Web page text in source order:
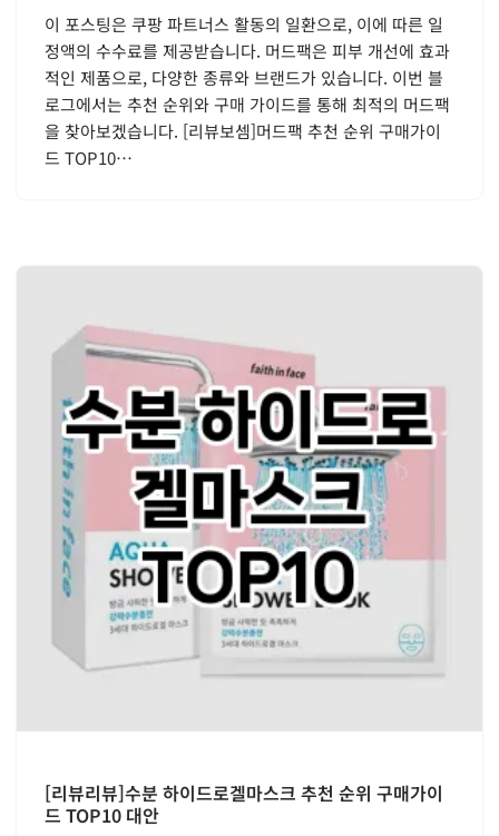
이 포스팅은 쿠팡 파트너스 활동의 일환으로, 이에 따른 일
정액의 수수료를 제공받습니다. 머드팩은 피부 개선에 효과
적인 제품으로, 다양한 종류와 브랜드가 있습니다. 이번 블
로그에서는 추천 순위와 구매 가이드를 통해 최적의 머드팩
을 찾아보겠습니다. [리뷰보셈]머드팩 추천 순위 구매가이
드 TOP10…
[리뷰리뷰]수분 하이드로겔마스크 추천 순위 구매가이
드 TOP10 대안